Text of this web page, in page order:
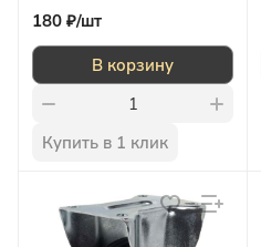
180 ₽/шт
В корзину
Купить в 1 клик